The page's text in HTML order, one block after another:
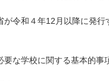
令和４年12月以降に発行
な学校に関する基本的事